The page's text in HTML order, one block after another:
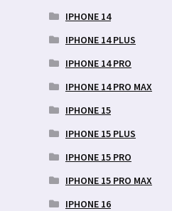
IPHONE 14
IPHONE 14 PLUS
IPHONE 14 PRO
IPHONE 14 PRO MAX
IPHONE 15
IPHONE 15 PLUS
IPHONE 15 PRO
IPHONE 15 PRO MAX
IPHONE 16